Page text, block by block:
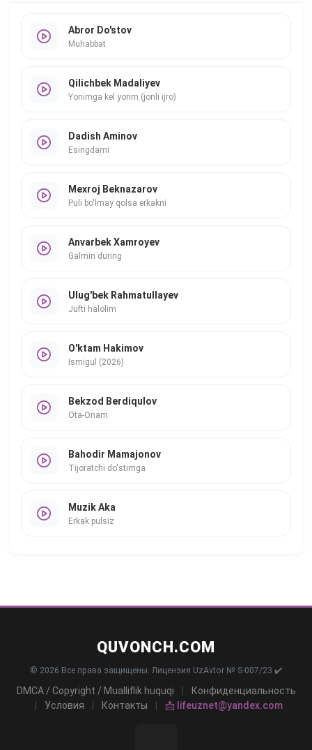
Abror Do'stov
Muhabbat
Qilichbek Madaliyev
Yonimga kel yorim (jonli ijro)
Dadish Aminov
Esingdami
Mexroj Beknazarov
Puli bo'lmay qolsa erkakni
Anvarbek Xamroyev
Galmin during
Ulug'bek Rahmatullayev
Jufti halolim
O'ktam Hakimov
Ismigul (2026)
Bekzod Berdiqulov
Ota-Onam
Bahodir Mamajonov
Tijoratchi do'stimga
Muzik Aka
Erkak pulsiz
QUVONCH.COM
© 2026 Все права защищены. Лицензия UzAvtor № S-007/23 ✔️
DMCA / Copyright / Mualliflik huquqi
Конфиденциальность
Условия Контакты 📩 lifeuznet@yandex.com